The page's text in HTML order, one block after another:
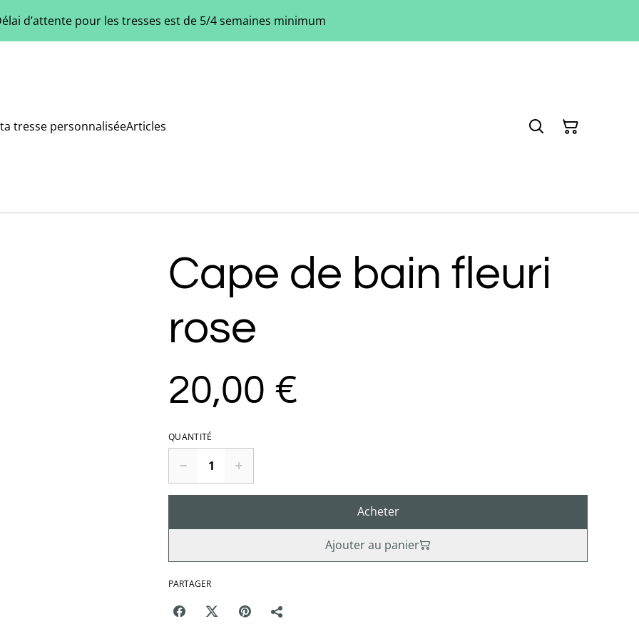
d’attente pour les tresses est de 5/4 semaines minimum
tresse personnaliséeArticles
Cape de bain fleuri
rose
20,00 €
QUANTITÉ
Acheter
Ajouter au panier
PARTAGER